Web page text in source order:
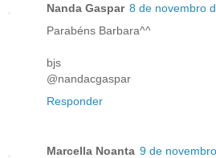
Nanda Gaspar 8 de novembro
Parabéns Barbara^^
bjs
@nandacgaspar
Responder
Marcella Noanta 9 de